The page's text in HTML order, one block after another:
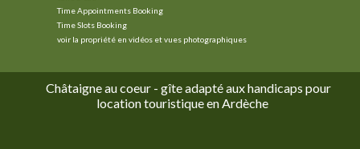
Time Appointments Booking
Time Slots Booking
voir la propriété en vidéos et vues photographiques
Châtaigne au coeur - gîte adapté aux handicaps pour
location touristique en Ardèche